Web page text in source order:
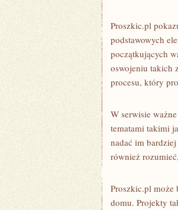
Proszkic.pl
podstawowych
początkujących
oswojeniu takich
procesu, który
W serwisie
tematami takimi
nadać im
również
Proszkic.pl może
domu. Projekty